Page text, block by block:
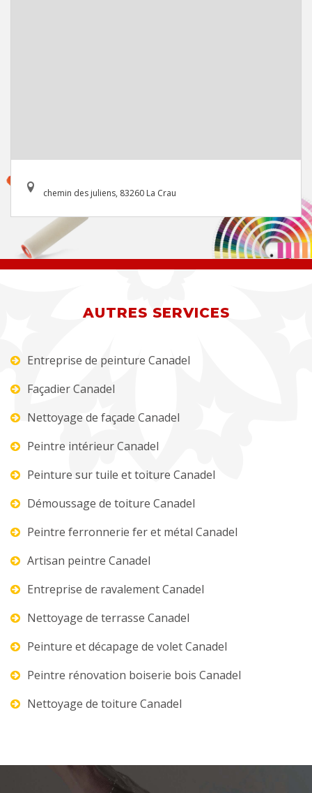
chemin des juliens, 83260 La Crau
AUTRES SERVICES
Entreprise de peinture Canadel
Façadier Canadel
Nettoyage de façade Canadel
Peintre intérieur Canadel
Peinture sur tuile et toiture Canadel
Démoussage de toiture Canadel
Peintre ferronnerie fer et métal Canadel
Artisan peintre Canadel
Entreprise de ravalement Canadel
Nettoyage de terrasse Canadel
Peinture et décapage de volet Canadel
Peintre rénovation boiserie bois Canadel
Nettoyage de toiture Canadel